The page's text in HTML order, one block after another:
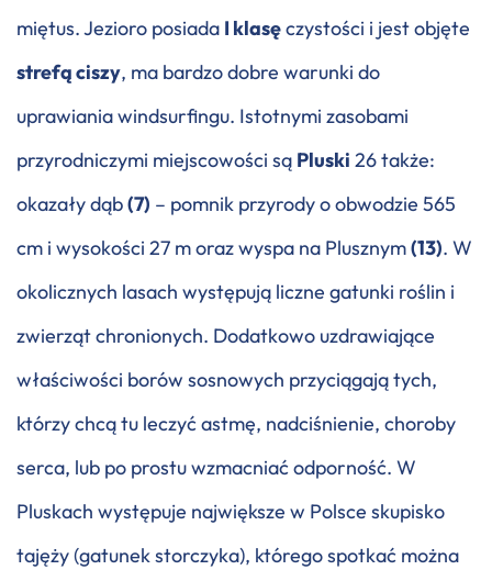
miętus. Jezioro posiada I klasęczystości i jest objęte
strefą ciszy, ma bardzo dobre warunki do
uprawiania windsurfingu. Istotnymi zasobami
przyrodniczymi miejscowości są Pluski 26 także:
okazały dąb(7) – pomnik przyrody o obwodzie 565
cm i wysokości 27 m oraz wyspa na Plusznym(13). W
okolicznych lasach występują liczne gatunki roślin i
zwierząt chronionych. Dodatkowo uzdrawiające
właściwości borów sosnowych przyciągają tych,
którzy chcą tu leczyć astmę, nadciśnienie, choroby
serca, lub po prostu wzmacniać odporność. W
Pluskach występuje największe w Polsce skupisko
tajęży (gatunek storczyka), którego spotkać można